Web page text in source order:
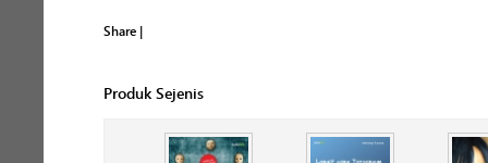
Share |
Produk Sejenis